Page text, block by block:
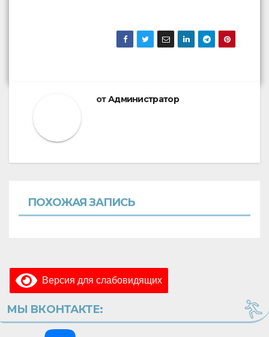
отАдминистратор
ПОХОЖАЯ ЗАПИСЬ
Версия для слабовидящих
МЫ ВКОНТАКТЕ: